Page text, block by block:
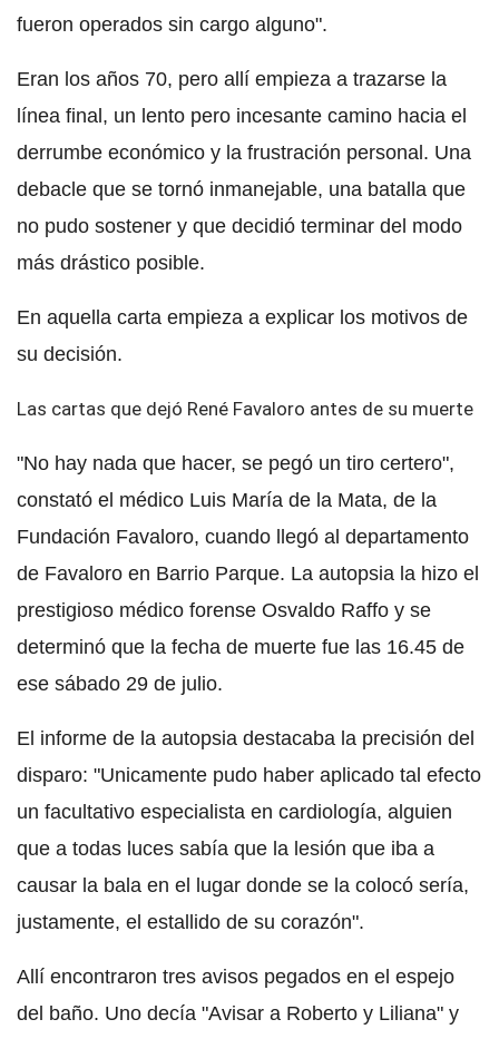
fueron operados sin cargo alguno".
Eran los años 70, pero allí empieza a trazarse la
línea final, un lento pero incesante camino hacia el
derrumbe económico y la frustración personal. Una
debacle que se tornó inmanejable, una batalla que
no pudo sostener y que decidió terminar del modo
más drástico posible.
En aquella carta empieza a explicar los motivos de
su decisión.
Las cartas que dejó René Favaloro antes de su muerte
"No hay nada que hacer, se pegó un tiro certero",
constató el médico Luis María de la Mata, de la
Fundación Favaloro, cuando llegó al departamento
de Favaloro en Barrio Parque. La autopsia la hizo el
prestigioso médico forense Osvaldo Raffo y se
determinó que la fecha de muerte fue las 16.45 de
ese sábado 29 de julio.
El informe de la autopsia destacaba la precisión del
disparo: "Unicamente pudo haber aplicado tal efecto
un facultativo especialista en cardiología, alguien
que a todas luces sabía que la lesión que iba a
causar la bala en el lugar donde se la colocó sería,
justamente, el estallido de su corazón".
Allí encontraron tres avisos pegados en el espejo
del baño. Uno decía "Avisar a Roberto y Liliana" y